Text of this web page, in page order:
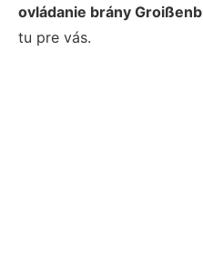
ovládanie brány
tu pre vás.